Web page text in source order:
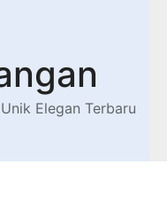
Elegan Terbaru